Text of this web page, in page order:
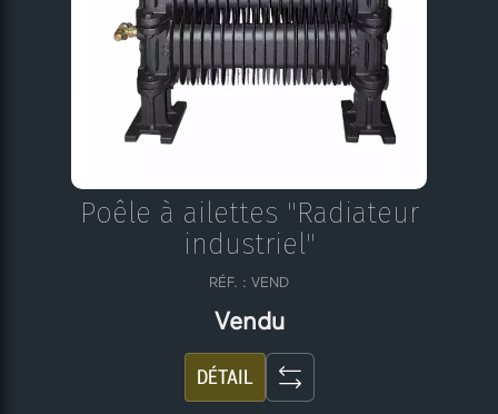
Poêle à ailettes "Radiateur
industriel"
RÉF. : VEND
Vendu
DÉTAIL